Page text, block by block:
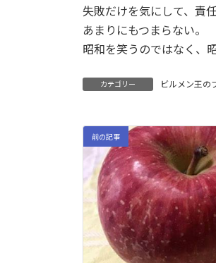
失敗だけを気にして、責
あまりにもつまらない。
昭和を笑うのではなく、
カテゴリー ビルメン王の
前の記事